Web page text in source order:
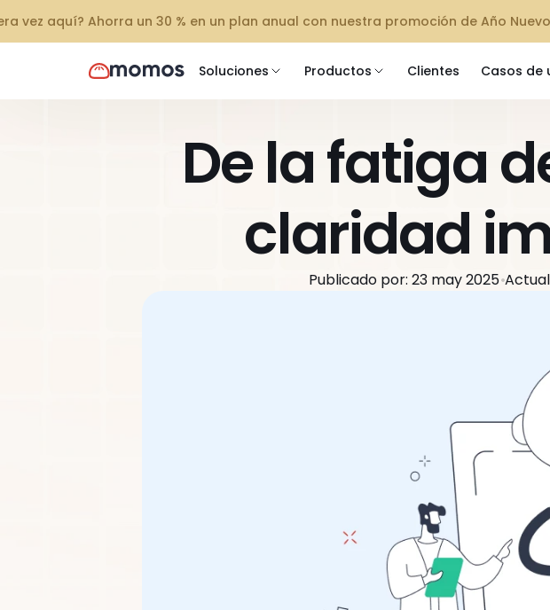
De la fatiga
claridad
Publicado por: 23 may 2025
vez aquí? Ahorra un 30 % en un plan anual con nuestra promoción de Año
Soluciones Productos Clientes Casos de